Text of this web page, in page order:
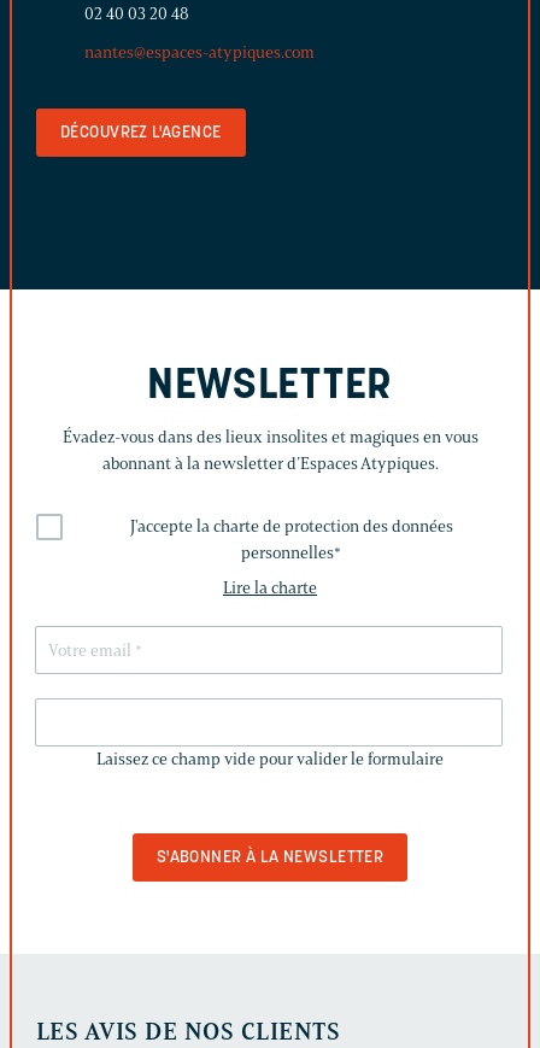
02 40 03 20 48
nantes@espaces-atypiques.com
DÉCOUVREZ L'AGENCE
NEWSLETTER
Évadez-vous dans des lieux insolites et magiques en vous
abonnant à la newsletter d’Espaces Atypiques.
J'accepte la charte de protection des données
personnelles*
Lire la charte
CHAMP
Laissez ce champ vide pour valider le formulaire
LES AVIS DE NOS CLIENTS